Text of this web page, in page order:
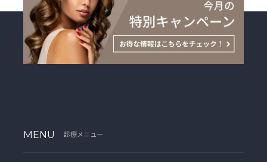
MENU 診療メニュー